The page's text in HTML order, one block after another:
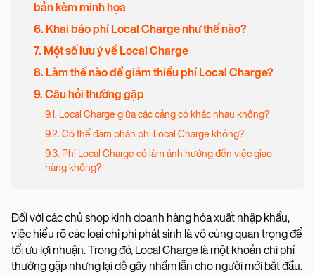
bản kèm minh họa
6. Khai báo phí Local Charge như thế nào?
7. Một số lưu ý về Local Charge
8. Làm thế nào để giảm thiểu phí Local Charge?
9. Câu hỏi thường gặp
9.1. Local Charge giữa các cảng có khác nhau không?
9.2. Có thể đàm phán phí Local Charge không?
9.3. Phí Local Charge có làm ảnh hưởng đến việc giao
hàng không?
Đối với các chủ shop kinh doanh hàng hóa xuất nhập khẩu,
việc hiểu rõ các loại chi phí phát sinh là vô cùng quan trọng để
tối ưu lợi nhuận. Trong đó, Local Charge là một khoản chi phí
thường gặp nhưng lại dễ gây nhầm lẫn cho người mới bắt đầu.